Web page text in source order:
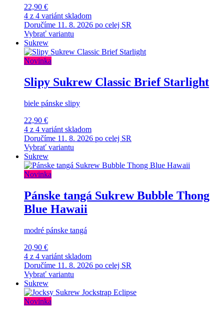
22,90 €
4 z 4 variánt skladom
Doručíme 11. 8. 2026 po celej SR
Vybrať variantu
Sukrew
Novinka
Slipy Sukrew Classic Brief Starlight
biele pánske slipy
22,90 €
4 z 4 variánt skladom
Doručíme 11. 8. 2026 po celej SR
Vybrať variantu
Sukrew
Novinka
Pánske tangá Sukrew Bubble Thong
Blue Hawaii
modré pánske tangá
20,90 €
4 z 4 variánt skladom
Doručíme 11. 8. 2026 po celej SR
Vybrať variantu
Sukrew
Novinka